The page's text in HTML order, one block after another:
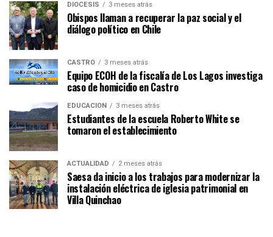
DIÓCESIS 3 meses atrás
Obispos llaman a recuperar la paz social y el
diálogo político en Chile
CASTRO 3 meses atrás
Equipo ECOH de la fiscalía de Los Lagos investiga
caso de homicidio en Castro
EDUCACIÓN 3 meses atrás
Estudiantes de la escuela Roberto White se
tomaron el establecimiento
ACTUALIDAD 2 meses atrás
Saesa da inicio a los trabajos para modernizar la
instalación eléctrica de iglesia patrimonial en
Villa Quinchao